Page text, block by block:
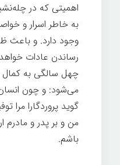
اهمیتی که در
به خاطر اسرار و
وجود دارد. و باعث
رساندن عادات
چهل سالگی به کمال
می‌شود: و چون
گوید پروردگارا مرا
من و بر پدر و مادرم
باشم.